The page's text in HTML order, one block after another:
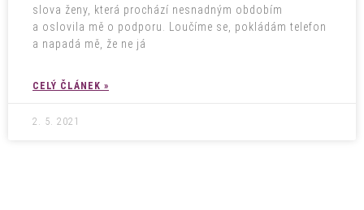
slova ženy, která prochází nesnadným obdobím
a oslovila mě o podporu. Loučíme se, pokládám telefon
a napadá mě, že ne já
CELÝ ČLÁNEK »
2. 5. 2021